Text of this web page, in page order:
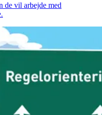
de vil arbejde med